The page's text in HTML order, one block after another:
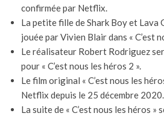
confirmée par Netflix.
La petite fille de Shark Boy et Lava
jouée par Vivien Blair dans « C’est
Le réalisateur Robert Rodriguez
pour « C’est nous les héros 2 ».
Le film original « C’est nous les
Netflix depuis le 25 décembre 2020.
La suite de « C’est nous les héros